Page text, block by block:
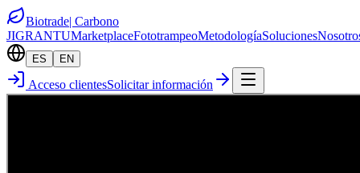
Biotrade| Carbono
JIGRANTUMarketplaceFototrampeoMetodologíaSoluciones
ES EN
Acceso clientesSolicitar información